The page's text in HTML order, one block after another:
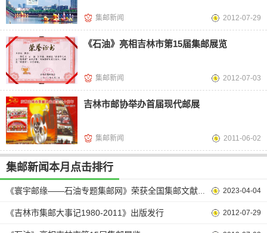
集邮新闻 2012-07-29
《石油》亮相吉林市第15届集邮展览
集邮新闻 2012-07-03
吉林市邮协举办首届现代邮展
集邮新闻 2011-06-02
集邮新闻本月点击排行
《寰宇邮缘——石油专题集邮网》荣获全国集邮文献展镀银奖 2023-04-04
《吉林市集邮大事记1980-2011》出版发行 2012-07-29